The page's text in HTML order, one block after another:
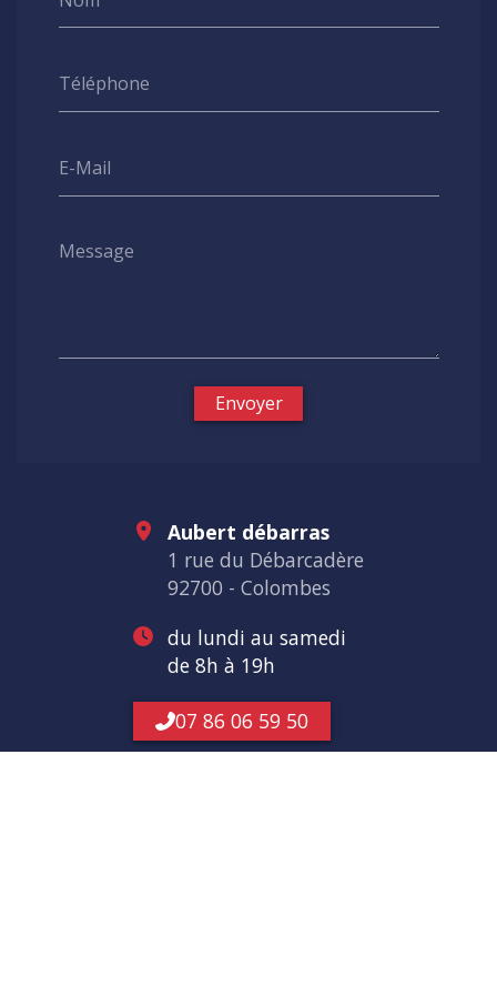
Téléphone
E-Mail
Message
Envoyer
Aubert débarras
1 rue du Débarcadère
92700 - Colombes
du lundi au samedi
de 8h à 19h
07 86 06 59 50